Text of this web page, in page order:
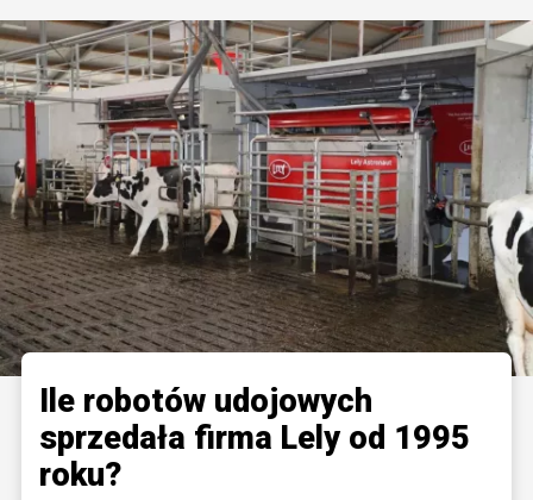
Ile robotów udojowych
sprzedała firma Lely od 1995
roku?